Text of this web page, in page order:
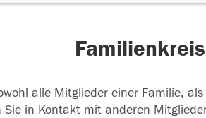
Familienkreis
alle Mitglieder einer Familie,
Sie in Kontakt mit anderen